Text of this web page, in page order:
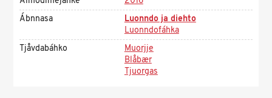
Ábnnasa
Luonndo ja diehto
Luonndofáhka
Tjåvdabáhko
Muorjje
Blåbær
Tjuorgas